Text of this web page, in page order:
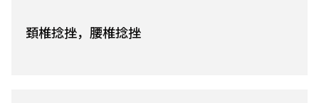
頚椎捻挫，腰椎捻挫